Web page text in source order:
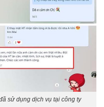
sử dụng dịch vụ tại công ty